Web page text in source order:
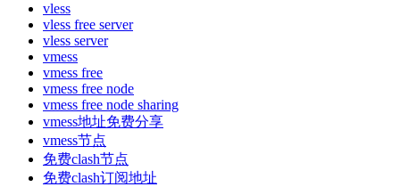
vless
vless free server
vless server
vmess
vmess free
vmess free node
vmess free node sharing
vmess地址免费分享
vmess节点
免费clash节点
免费clash订阅地址